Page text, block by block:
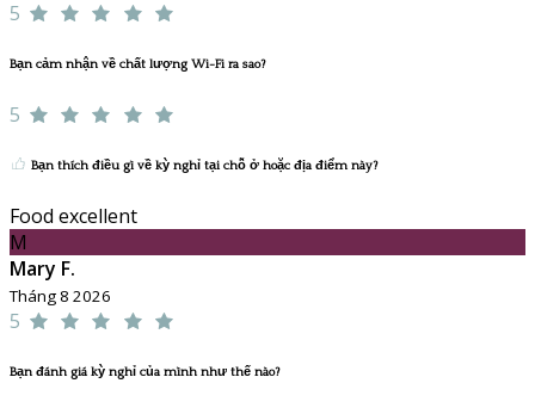
5
Bạn cảm nhận về chất lượng Wi-Fi ra sao?
5
Bạn thích điều gì về kỳ nghỉ tại chỗ ở hoặc địa điểm này?
Food excellent
M
Mary F.
Tháng 8 2026
5
Bạn đánh giá kỳ nghỉ của mình như thế nào?